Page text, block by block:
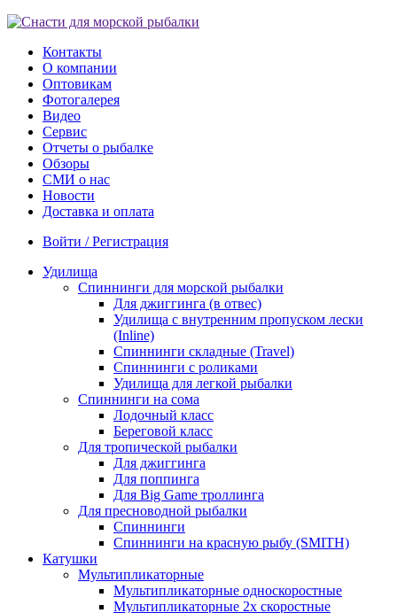
Контакты
О компании
Оптовикам
Фотогалерея
Видео
Сервис
Отчеты о рыбалке
Обзоры
СМИ о нас
Новости
Доставка и оплата
Войти / Регистрация
Удилища
Спиннинги для морской рыбалки
Для джиггинга (в отвес)
Удилища с внутренним пропуском лески
(Inline)
Спиннинги складные (Travel)
Спиннинги с роликами
Удилища для легкой рыбалки
Спиннинги на сома
Лодочный класс
Береговой класс
Для тропической рыбалки
Для джиггинга
Для поппинга
Для Big Game троллинга
Для пресноводной рыбалки
Спиннинги
Спиннинги на красную рыбу (SMITH)
Катушки
Мультипликаторные
Мультипликаторные односкоростные
Мультипликаторные 2х скоростные